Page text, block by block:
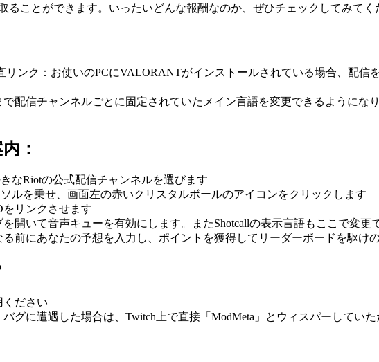
ことができます。いったいどんな報酬なのか、ぜひチェックしてみてく
ンク：お使いのPCにVALORANTがインストールされている場合、配
配信チャンネルごとに固定されていたメイン言語を変更できるようにな
：
なRiotの公式配信チャンネルを選びます
ルを乗せ、画面左の赤いクリスタルボールのアイコンをクリックします
リンクさせます
開いて音声キューを有効にします。またShotcallの表示言語もここで変更
前にあなたの予想を入力し、ポイントを獲得してリーダーボードを駆け
ください
グに遭遇した場合は、Twitch上で直接「ModMeta」とウィスパーしてい